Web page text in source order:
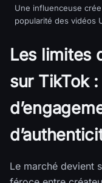
Une influenceuse
popularité des vidéos
Les limites
sur TikTok
Le marché devient